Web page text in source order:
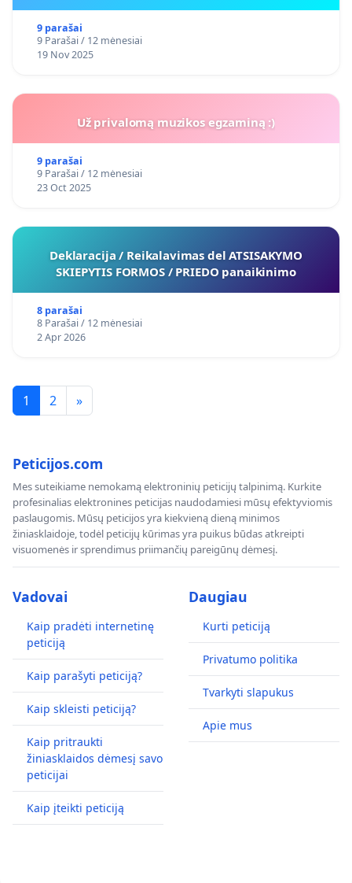
9 parašai
9 Parašai / 12 mėnesiai
19 Nov 2025
Už privalomą muzikos egzaminą :)
9 parašai
9 Parašai / 12 mėnesiai
23 Oct 2025
Deklaracija / Reikalavimas del ATSISAKYMO
SKIEPYTIS FORMOS / PRIEDO panaikinimo
8 parašai
8 Parašai / 12 mėnesiai
2 Apr 2026
1 2 »
Peticijos.com
Mes suteikiame nemokamą elektroninių peticijų talpinimą. Kurkite
profesinalias elektronines peticijas naudodamiesi mūsų efektyviomis
paslaugomis. Mūsų peticijos yra kiekvieną dieną minimos
žiniasklaidoje, todėl peticijų kūrimas yra puikus būdas atkreipti
visuomenės ir sprendimus priimančių pareigūnų dėmesį.
Vadovai
Kaip pradėti internetinę
peticiją
Kaip parašyti peticiją?
Kaip skleisti peticiją?
Kaip pritraukti
žiniasklaidos dėmesį savo
peticijai
Kaip įteikti peticiją
Daugiau
Kurti peticiją
Privatumo politika
Tvarkyti slapukus
Apie mus